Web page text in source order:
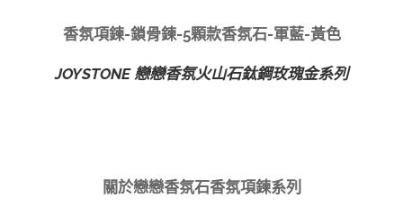
香氛項鍊-鎖骨鍊-5顆款香氛石-軍藍-黃色
JOYSTONE 戀戀香氛火山石鈦鋼玫瑰金系列
關於戀戀香氛石香氛項鍊系列